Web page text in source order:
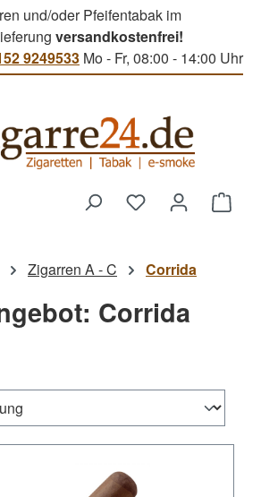
und/oder Pfeifentabak im
versandkostenfrei!
9249533 Mo - Fr, 08:00 - 14:00 Uhr
Du hast 0
Zigarren A - C Corrida
Corrida